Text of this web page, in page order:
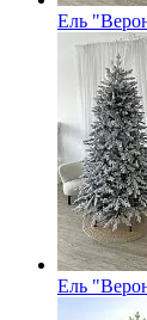
Ель
Ель